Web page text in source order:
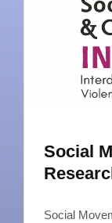
Social
Social